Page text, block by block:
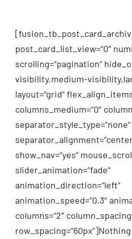
post_card_list_view=“0″
scrolling=“pagination“
visibility,medium-
layout=“grid“
columns_medium=“0″
separator_style_type=“none“
show_nav=“yes“
slider_animation=“fade“
animation_direction=“left“
animation_speed=“0.3″
columns=“2″
row_spacing=“60px“]Nothing